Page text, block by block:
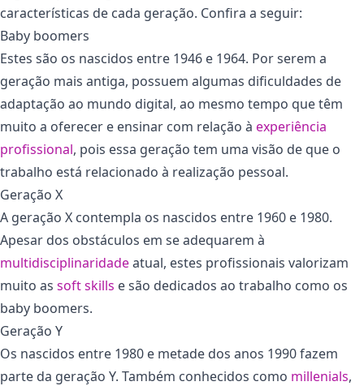
características de cada geração. Confira a seguir:
Baby boomers
Estes são os nascidos entre 1946 e 1964. Por serem a
geração mais antiga, possuem algumas dificuldades de
adaptação ao mundo digital, ao mesmo tempo que têm
muito a oferecer e ensinar com relação à experiência
profissional, pois essa geração tem uma visão de que o
trabalho está relacionado à realização pessoal.
Geração X
A geração X contempla os nascidos entre 1960 e 1980.
Apesar dos obstáculos em se adequarem à
multidisciplinaridadeatual, estes profissionais valorizam
muito as soft skills e são dedicados ao trabalho como os
baby boomers.
Geração Y
Os nascidos entre 1980 e metade dos anos 1990 fazem
parte da geração Y. Também conhecidos como millenials,